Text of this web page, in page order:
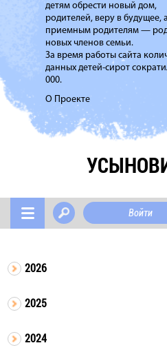
детям обрести новый дом,
родителей, веру в будущее,
приемным родителям —
новых членов семьи.
За время работы сайта
данных детей-сирот
000.
О Проекте
Войти
2026
2025
2024